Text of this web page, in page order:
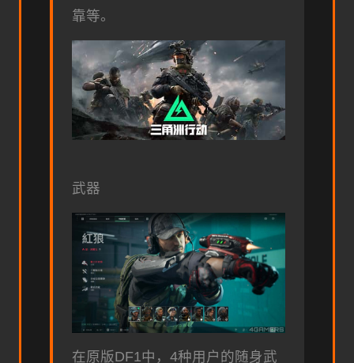
靠等。
武器
在原版DF1中，4种用户的随身武